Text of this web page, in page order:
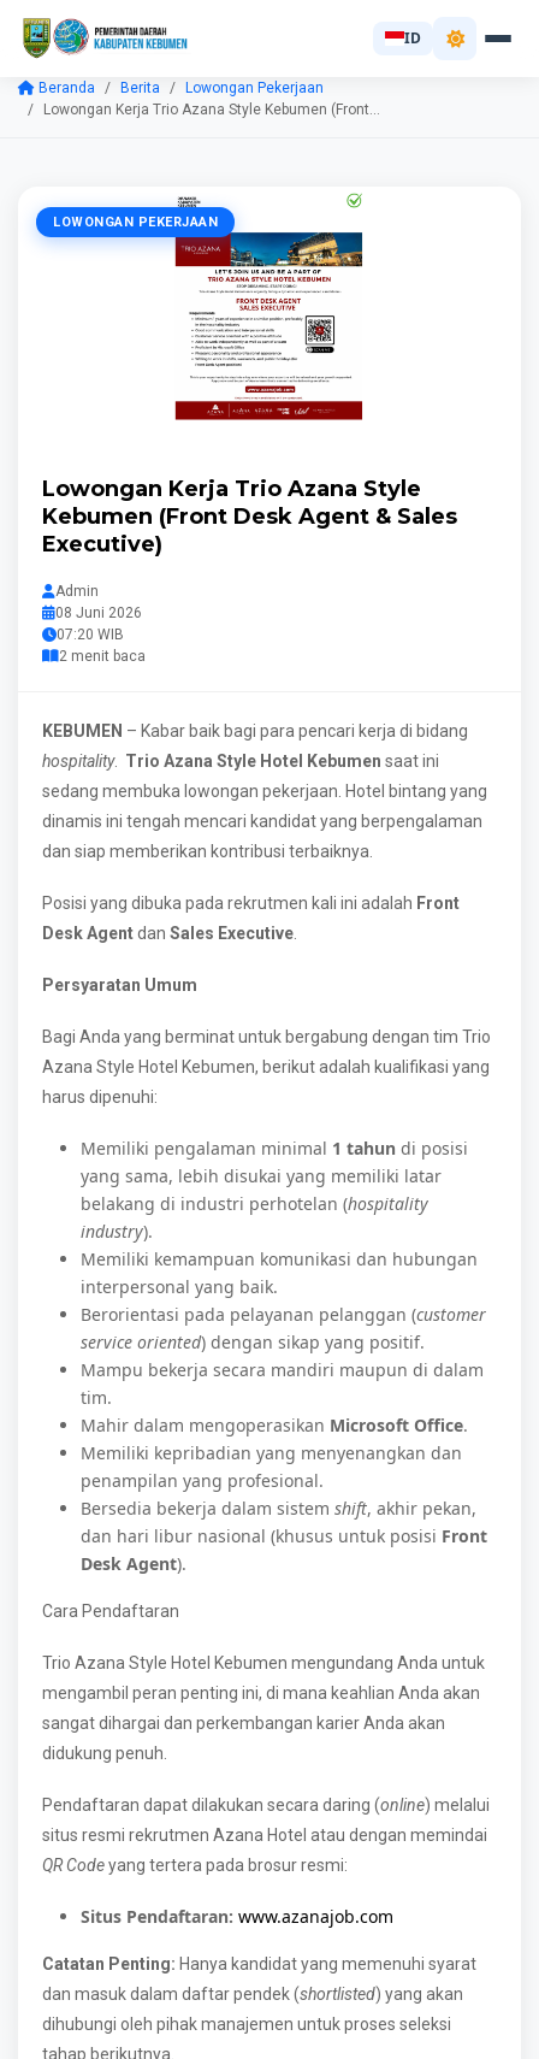
ID
Beranda Berita
Lowongan Pekerjaan
Lowongan Kerja Trio Azana Style Kebumen (Front...
LOWONGAN PEKERJAAN
Lowongan Kerja Trio Azana Style
Kebumen (Front Desk Agent & Sales
Executive)
Admin
08 Juni 2026
07:20 WIB
2 menit baca
KEBUMEN – Kabar baik bagi para pencari kerja di bidang
hospitality. Trio Azana Style Hotel Kebumen saat ini
sedang membuka lowongan pekerjaan. Hotel bintang yang
dinamis ini tengah mencari kandidat yang berpengalaman
dan siap memberikan kontribusi terbaiknya.
Posisi yang dibuka pada rekrutmen kali ini adalah Front
Desk Agentdan Sales Executive
Persyaratan Umum
Bagi Anda yang berminat untuk bergabung dengan tim Trio
Azana Style Hotel Kebumen, berikut adalah kualifikasi yang
harus dipenuhi:
Memiliki pengalaman minimal 1 tahun di posisi
yang sama, lebih disukai yang memiliki latar
belakang di industri perhotelan (hospitality
industry).
Memiliki kemampuan komunikasi dan hubungan
interpersonal yang baik.
Berorientasi pada pelayanan pelanggan (customer
service oriented) dengan sikap yang positif.
Mampu bekerja secara mandiri maupun di dalam
tim.
Mahir dalam mengoperasikan Microsoft Office.
Memiliki kepribadian yang menyenangkan dan
penampilan yang profesional.
Bersedia bekerja dalam sistem shift, akhir pekan,
dan hari libur nasional (khusus untuk posisi Front
Desk Agent).
Cara Pendaftaran
Trio Azana Style Hotel Kebumen mengundang Anda untuk
mengambil peran penting ini, di mana keahlian Anda akan
sangat dihargai dan perkembangan karier Anda akan
didukung penuh.
Pendaftaran dapat dilakukan secara daring (online) melalui
situs resmi rekrutmen Azana Hotel atau dengan memindai
QR Codeyang tertera pada brosur resmi:
Situs Pendaftaran: www.azanajob.com
Catatan Penting: Hanya kandidat yang memenuhi syarat
dan masuk dalam daftar pendek (shortlisted) yang akan
dihubungi oleh pihak manajemen untuk proses seleksi
tahap berikutnya.